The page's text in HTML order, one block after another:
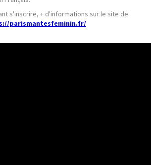
s'inscrire, + d'informations sur le site de
parismantesfeminin.fr/